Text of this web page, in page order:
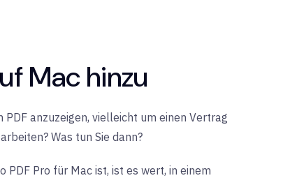
Mac hinzu
anzuzeigen, vielleicht um einen Vertrag
Was tun Sie dann?
Pro für Mac ist, ist es wert, in einem